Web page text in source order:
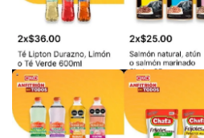
PUBLICIDAD